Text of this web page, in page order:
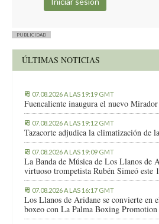
PUBLICIDAD
ÚLTIMAS NOTICIAS
07.08.2026 A LAS 19:19 GMT
Fuencaliente inaugura el nuevo
07.08.2026 A LAS 19:12 GMT
Tazacorte adjudica la climatización de
07.08.2026 A LAS 19:09 GMT
La Banda de Música de Los Llanos de
virtuoso trompetista Rubén Simeó este
07.08.2026 A LAS 16:17 GMT
Los Llanos de Aridane se convierte en
boxeo con La Palma Boxing Promotion